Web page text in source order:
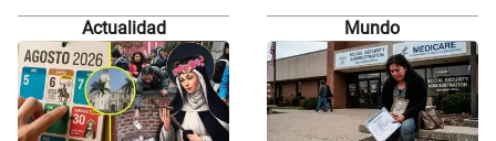
relación con él y otros integrantes
relación con él y otros integrantes
Actualidad Mundo